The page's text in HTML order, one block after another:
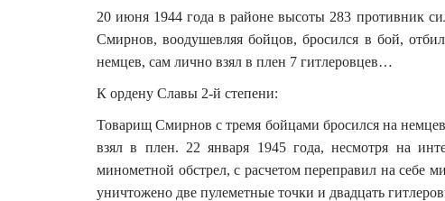
20 июня 1944 года в районе высоты 283 противник
Смирнов, воодушевляя бойцов, бросился в бой,
немцев, сам лично взял в плен 7 гитлеровцев…
К ордену Славы 2-й степени:
Товарищ Смирнов с тремя бойцами бросился на
взял в плен. 22 января 1945 года, несмотря на
минометной обстрел, с расчетом переправил на себе
уничтожено две пулеметные точки и двадцать